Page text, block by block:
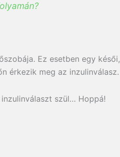
Ez esetben egy késői,
érkezik meg az inzulinválasz.
szül… Hoppá!